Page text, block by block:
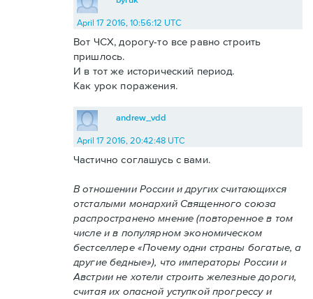
April 17 2016, 10:56:12 UTC
Вот ЧСХ, дорогу-то все равно строить
пришлось.
И в тот же исторический период.
Как урок поражения.
andrew_vdd
April 17 2016, 20:42:48 UTC
Частично соглашусь с вами.
В отношении России и других считающихся
отсталыми монархий Священного союза
распространено мнение (повторенное в том
числе и в популярном экономическом
бестселлере «Почему одни страны богатые, а
другие бедные»), что императоры России и
Австрии не хотели строить железные дороги,
считая их опасной уступкой прогрессу и